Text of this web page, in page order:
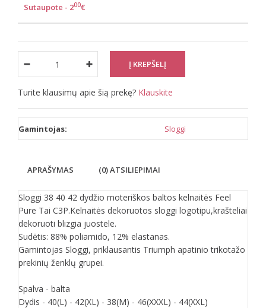
Sutaupote - 200€
Turite klausimų apie šią prekę? Klauskite
Gamintojas: Sloggi
APRAŠYMAS (0) ATSILIEPIMAI
Sloggi 38 40 42 dydžio moteriškos baltos kelnaitės Feel
Pure Tai C3P.Kelnaitės dekoruotos sloggi logotipu,krašteliai
dekoruoti blizgia juostele.
Sudėtis: 88% poliamido, 12% elastanas.
Gamintojas Sloggi, priklausantis Triumph apatinio trikotažo
prekinių ženklų grupei.
Spalva - balta
Dydis - 40(L) - 42(XL) - 38(M) - 46(XXXL) - 44(XXL)